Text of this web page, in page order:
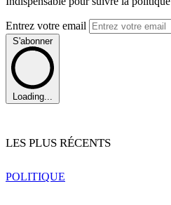
Entrez votre email
S'abonner
Loading...
LES PLUS RÉCENTS
POLITIQUE